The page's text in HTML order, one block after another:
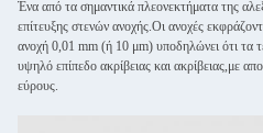
Ένα από τα σημαντικά πλεονεκτήματα της
επίτευξης στενών ανοχής.Οι ανοχές
ανοχή 0,01 mm (ή 10 μm) υποδηλώνει ότι τα
υψηλό επίπεδο ακρίβειας και ακρίβειας,με
εύρους.